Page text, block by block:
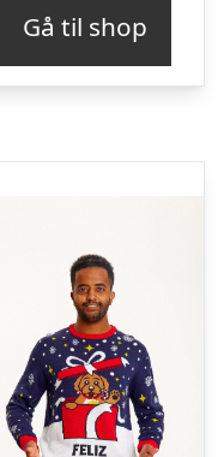
Gå til shop